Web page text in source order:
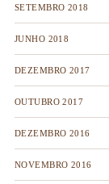
SETEMBRO 2018
JUNHO 2018
DEZEMBRO 2017
OUTUBRO 2017
DEZEMBRO 2016
NOVEMBRO 2016